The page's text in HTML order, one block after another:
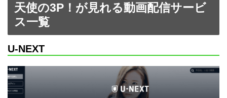
天使の3P！が見れる動画配信サービ
ス一覧
U-NEXT